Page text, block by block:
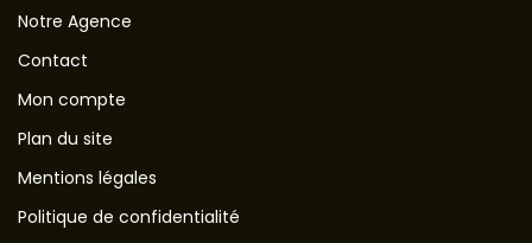
Notre Agence
Contact
Mon compte
Plan du site
Mentions légales
Politique de confidentialité